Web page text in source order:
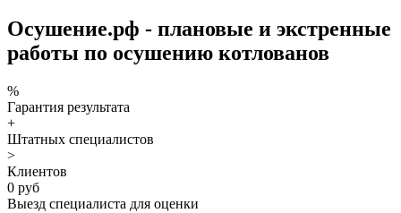
Осушение.рф - плановые и экстренные
работы по осушению котлованов
%
Гарантия результата
+
Штатных специалистов
>
Клиентов
0 руб
Выезд специалиста для оценки